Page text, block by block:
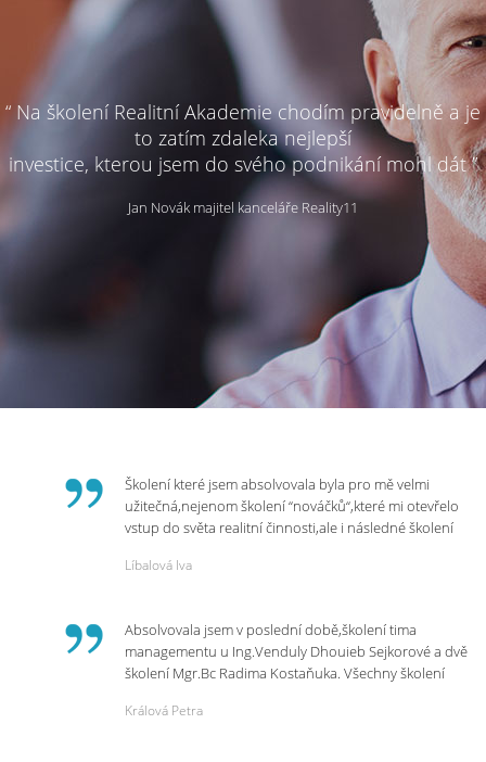
“ Na školení Realitní Akademie chodím pravidelně a je
to zatím zdaleka nejlepší
investice, kterou jsem do svého podnikání mohl dát ”
Jan Novák majitel kanceláře Reality11
Školení které jsem absolvovala byla pro mě velmi
užitečná,nejenom školení “nováčků“,které mi otevřelo
vstup do světa realitní činnosti,ale i následné školení
p.Vendulce která s nesmírnou lidskostí,přesto
potřebná školení,která Realitní Akademie umožňuje.
Líbalová Iva
Absolvovala jsem v poslední době,školení tima
managementu u Ing.Venduly Dhouieb Sejkorové a dvě
školení Mgr.Bc Radima Kostaňuka. Všechny školení
práci a na život.
Králová Petra